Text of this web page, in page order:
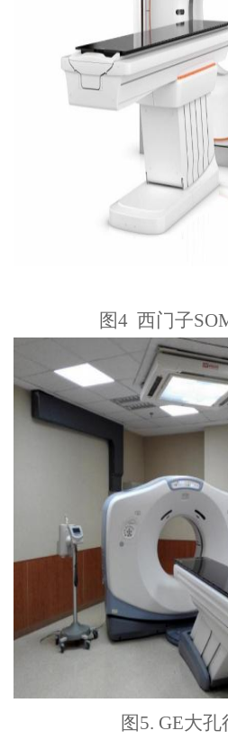
图4 西门子
图5. GE大